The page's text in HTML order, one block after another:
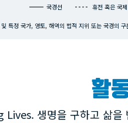
국경선 휴전 혹은 국
특정 국가, 영토, 해역의 법적 지위 또는 국경의
활
생명을 구하고 삶을